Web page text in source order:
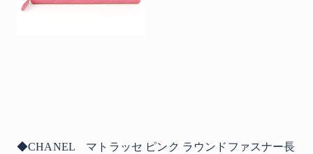
◆CHANEL マトラッセ ピンク ラウンドファスナー長